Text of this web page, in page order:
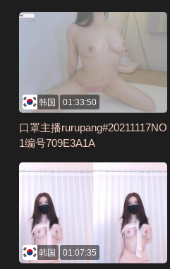
韩国 01:33:50
口罩主播rurupang#20211117NO
1编号709E3A1A
韩国 01:07:35